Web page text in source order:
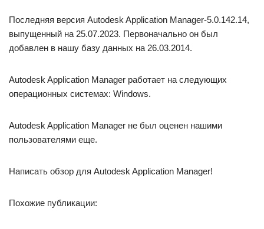
Последняя версия Autodesk Application Manager-5.0.142.14,
выпущенный на 25.07.2023. Первоначально он был
добавлен в нашу базу данных на 26.03.2014.
Autodesk Application Manager работает на следующих
операционных системах: Windows.
Autodesk Application Manager не был оценен нашими
пользователями еще.
Написать обзор для Autodesk Application Manager!
Похожие публикации: